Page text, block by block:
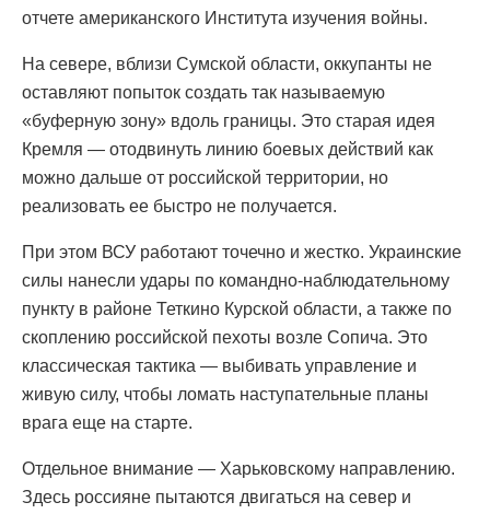
отчете американского Института изучения войны.
На севере, вблизи Сумской области, оккупанты не
оставляют попыток создать так называемую
«буферную зону» вдоль границы. Это старая идея
Кремля — отодвинуть линию боевых действий как
можно дальше от российской территории, но
реализовать ее быстро не получается.
При этом ВСУ работают точечно и жестко. Украинские
силы нанесли удары по командно-наблюдательному
пункту в районе Теткино Курской области, а также по
скоплению российской пехоты возле Сопича. Это
классическая тактика — выбивать управление и
живую силу, чтобы ломать наступательные планы
врага еще на старте.
Отдельное внимание — Харьковскому направлению.
Здесь россияне пытаются двигаться на север и